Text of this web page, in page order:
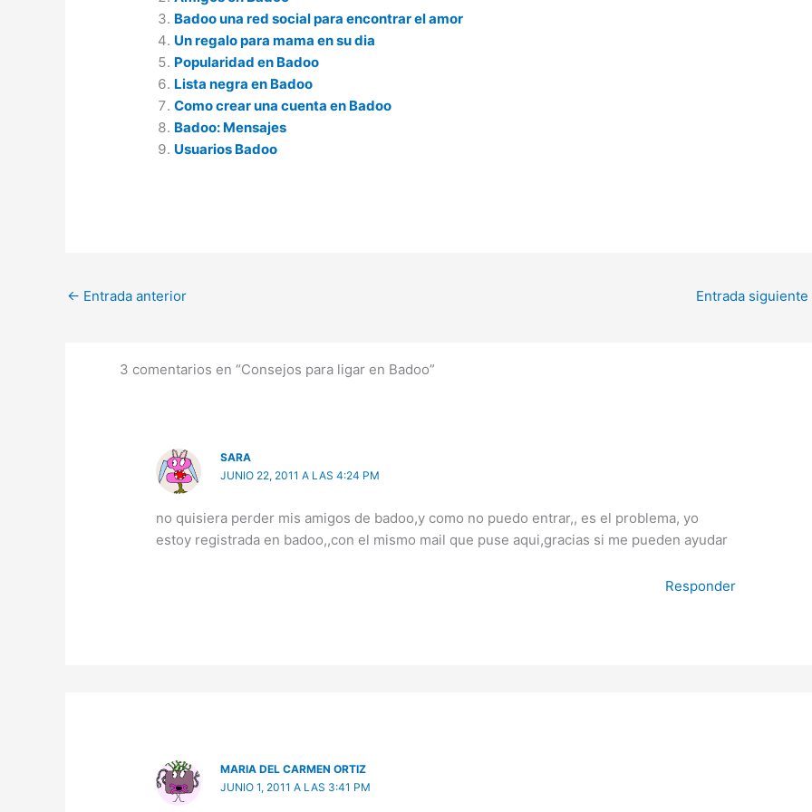
Badoo una red social para encontrar el amor
Un regalo para mama en su dia
Popularidad en Badoo
Lista negra en Badoo
Como crear una cuenta en Badoo
Badoo: Mensajes
Usuarios Badoo
← Entrada anterior Entrada siguiente
3 comentarios en “Consejos para ligar en Badoo”
SARA
JUNIO 22, 2011 A LAS 4:24 PM
no quisiera perder mis amigos de badoo,y como no puedo entrar,, es el problema, yo
estoy registrada en badoo,,con el mismo mail que puse aqui,gracias si me pueden ayudar
Responder
MARIA DEL CARMEN ORTIZ
JUNIO 1, 2011 A LAS 3:41 PM